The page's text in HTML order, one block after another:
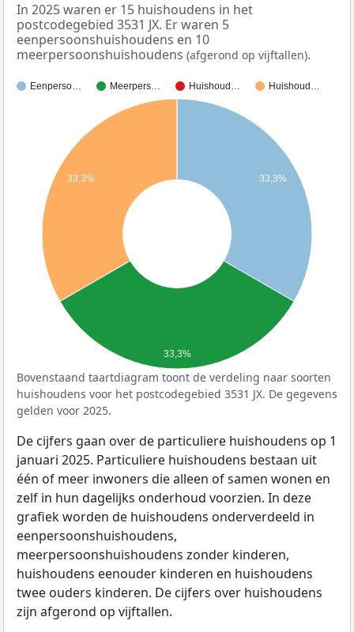
In 2025 waren er 15 huishoudens in het
postcodegebied 3531 JX. Er waren 5
eenpersoonshuishoudens en 10
meerpersoonshuishoudens (afgerond op vijftallen).
Eenperso… Meerpers… Huishoud… Huishoud…
33,3%
33,3%
33,3%
Bovenstaand taartdiagram toont de verdeling naar soorten
huishoudens voor het postcodegebied 3531 JX. De gegevens
gelden voor 2025.
De cijfers gaan over de particuliere huishoudens op 1
januari 2025. Particuliere huishoudens bestaan uit
één of meer inwoners die alleen of samen wonen en
zelf in hun dagelijks onderhoud voorzien. In deze
grafiek worden de huishoudens onderverdeeld in
eenpersoonshuishoudens,
meerpersoonshuishoudens zonder kinderen,
huishoudens eenouder kinderen en huishoudens
twee ouders kinderen. De cijfers over huishoudens
zijn afgerond op vijftallen.